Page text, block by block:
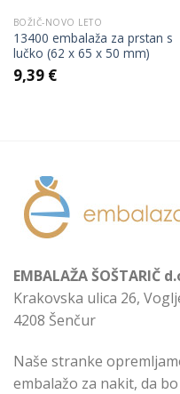
BOŽIČ-NOVO LETO
13400 embalaža za prstan s
lučko (62 x 65 x 50 mm)
9,39 €
EMBALAŽA ŠOŠTARIČ
Krakovska ulica 26,
4208 Šenčur
Naše stranke
embalažo za nakit, da